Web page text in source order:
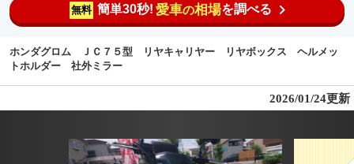
無料 簡単30秒! 愛車の相場を調べる
ホンダグロム ＪＣ７５型 リヤキャリヤー リヤボックス ヘルメッ
トホルダー 社外ミラー
2026/01/24更新